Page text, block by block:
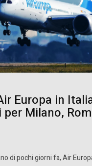
Europa in
Milano,
di pochi giorni fa, Air